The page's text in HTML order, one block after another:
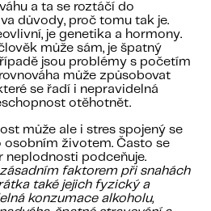
a ta se roztáčí do
důvody, proč tomu tak je.
je genetika a hormony.
může sám, je špatný
jsou problémy s početím
může způsobovat
se řadí i nepravidelná
otěhotnět.
může ale i stres spojený se
životem. Často se
neplodnosti podceňuje.
zásadním faktorem při snahách
také jejich fyzický a
konzumace alkoholu,